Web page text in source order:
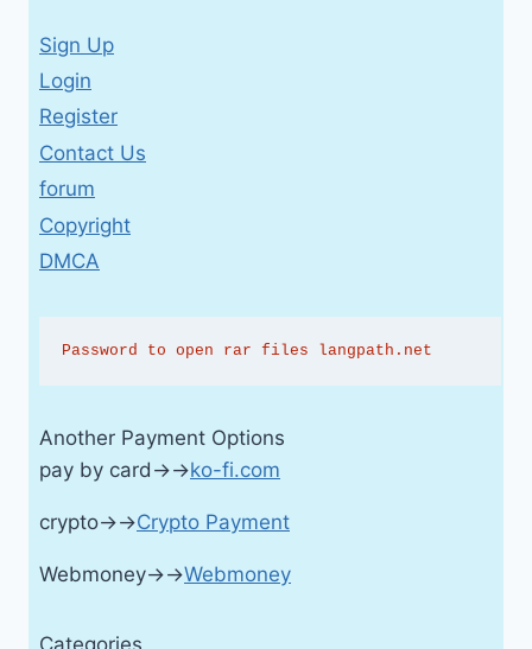
Sign Up
Login
Register
Contact Us
forum
Copyright
DMCA
Password to open rar files langpath.net
Another Payment Options
pay by card→→ko-fi.com
crypto→→Crypto Payment
Webmoney→→Webmoney
Categories